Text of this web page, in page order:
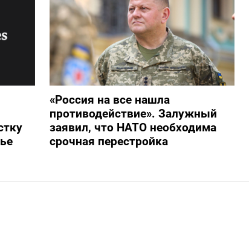
«Россия на все нашла
противодействие». Залужный
заявил, что НАТО необходима
срочная перестройка